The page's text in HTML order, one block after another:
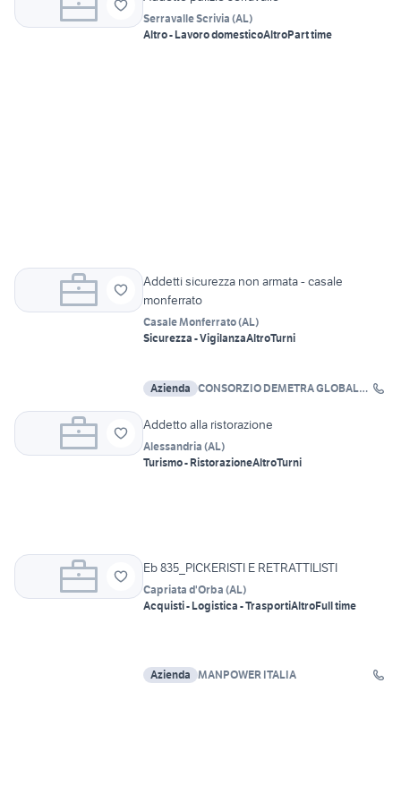
Serravalle Scrivia (AL)
Altro - Lavoro domesticoAltroPart time
Addetti sicurezza non armata - casale
monferrato
Casale Monferrato(AL)
Sicurezza - VigilanzaAltroTurni
Azienda CONSORZIO DEMETRA GLOBAL
Addetto alla ristorazione
Alessandria (AL)
Turismo - RistorazioneAltroTurni
Eb 835_PICKERISTI E RETRATTILISTI
Capriata d'Orba (AL)
Acquisti - Logistica - TrasportiAltroFull time
Azienda MANPOWER ITALIA